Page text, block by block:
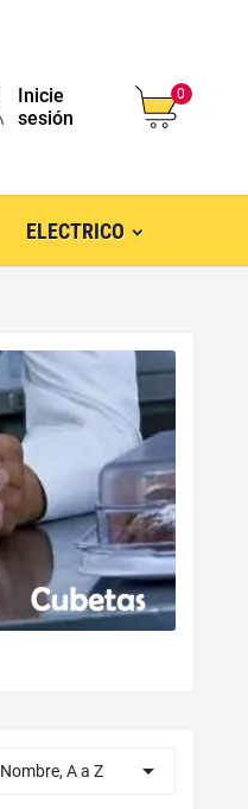
Inicie
sesión
0
ELECTRICO
Nombre, A a Z 